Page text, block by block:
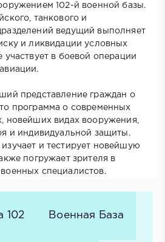
102-й военной базы.
танкового и
ведущий выполняет
и ликвидации условных
участвует в боевой операции
представление граждан о
программа о современных
новейших видах вооружения,
и индивидуальной защиты.
и тестирует новейшую
погружает зрителя в
специалистов.
102 Военная База